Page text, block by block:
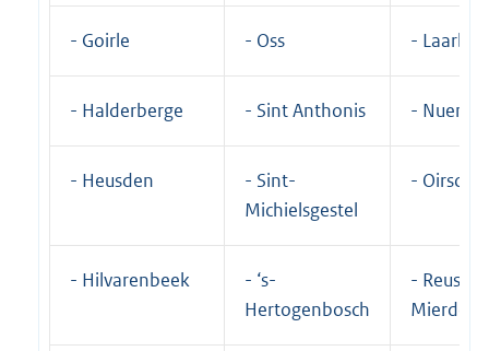
- Goirle - Oss -
- Halderberge - Sint Anthonis - Nuenen
- Heusden
- Sint-
Michielsgestel
- Oirschot
- Hilvarenbeek
- ‘s-
Hertogenbosch
- Reusel-
Mierden